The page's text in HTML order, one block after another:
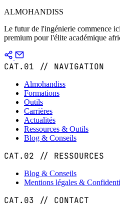
ALMOHANDISS
Le futur de l'ingénierie commence
premium pour l'élite académique
CAT.01 // NAVIGATION
Almohandiss
Formations
Outils
Carrières
Actualités
Ressources & Outils
Blog & Conseils
CAT.02 // RESSOURCES
Blog & Conseils
Mentions légales &
CAT.03 // CONTACT